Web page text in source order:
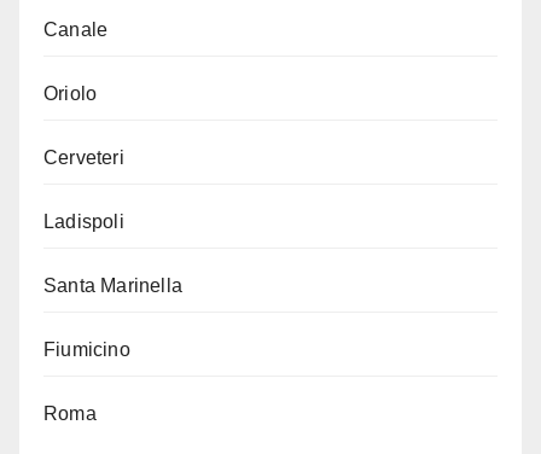
Canale
Oriolo
Cerveteri
Ladispoli
Santa Marinella
Fiumicino
Roma